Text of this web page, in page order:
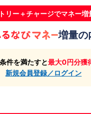
リー＋チャージでマネー増
増量の
条件を満たすと最大0円分獲
新規会員登録／ログイン